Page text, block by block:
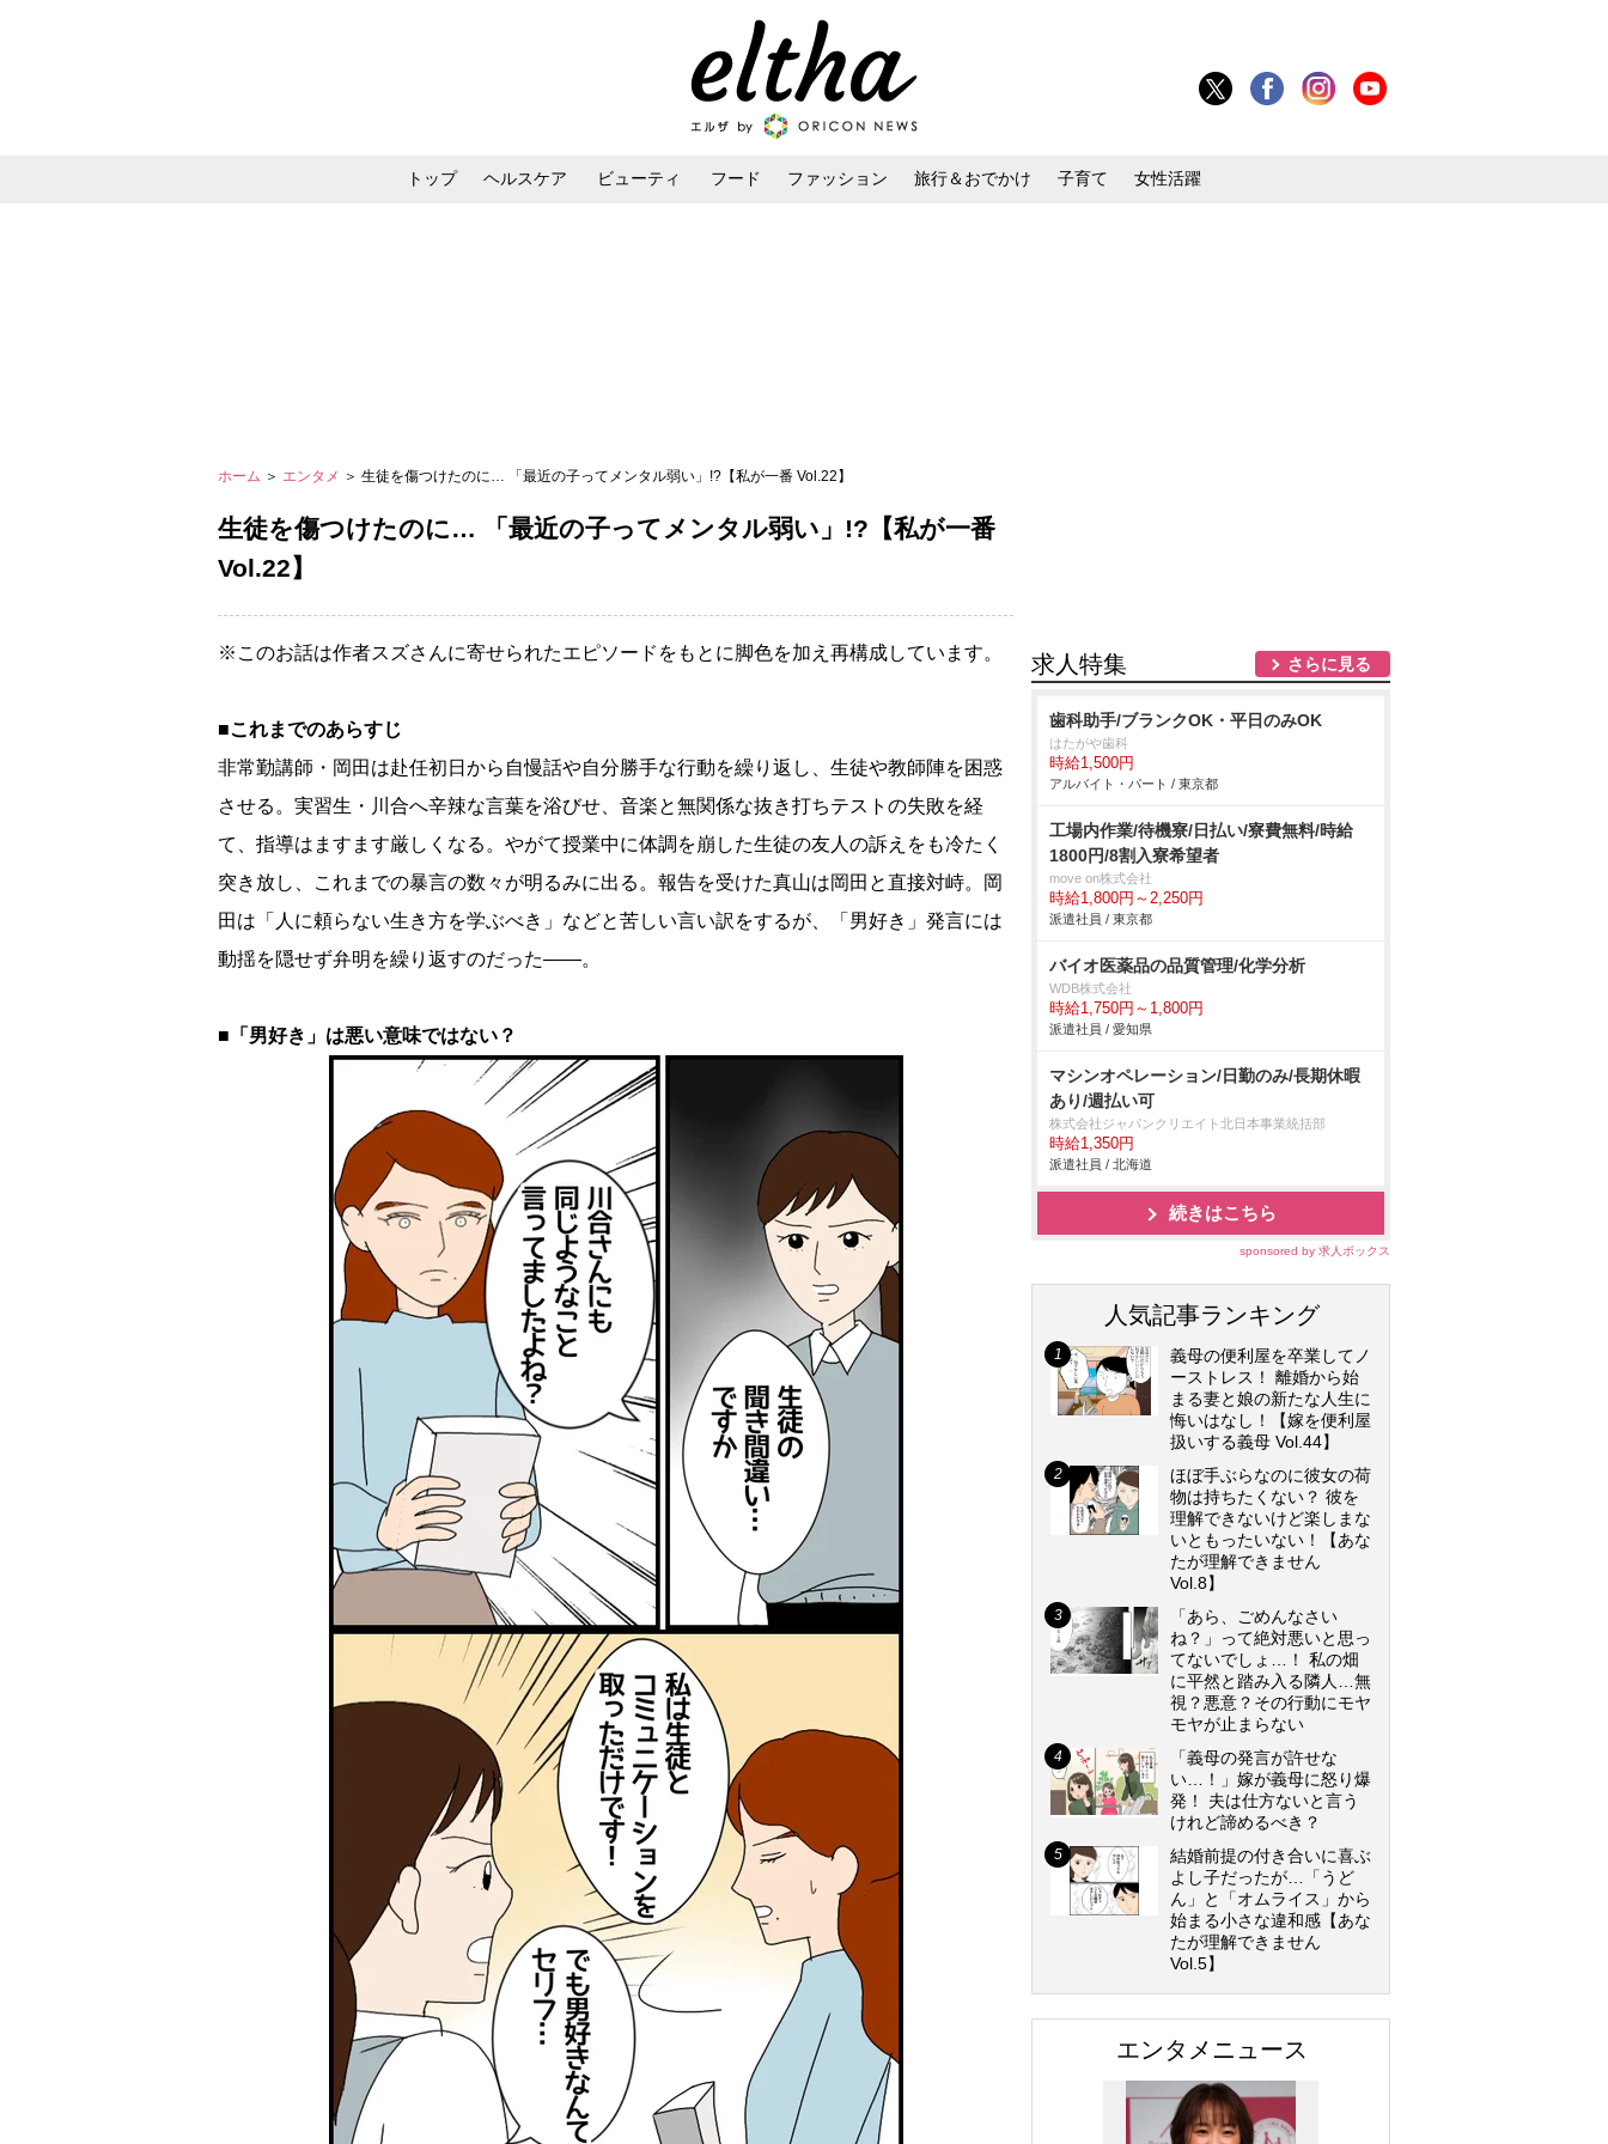
トップ ヘルスケア ビューティ フード ファッション 旅行＆おでかけ 子育て 女性活躍
ホーム ＞ エンタメ ＞ 生徒を傷つけたのに… 「最近の子ってメンタル弱い」!?【私が一番 Vol.22】
生徒を傷つけたのに… 「最近の子ってメンタル弱い」!?【私が一番
Vol.22】
※このお話は作者スズさんに寄せられたエピソードをもとに脚色を加え再構成しています。
■これまでのあらすじ
非常勤講師・岡田は赴任初日から自慢話や自分勝手な行動を繰り返し、生徒や教師陣を困惑
させる。実習生・川合へ辛辣な言葉を浴びせ、音楽と無関係な抜き打ちテストの失敗を経
て、指導はますます厳しくなる。やがて授業中に体調を崩した生徒の友人の訴えをも冷たく
突き放し、これまでの暴言の数々が明るみに出る。報告を受けた真山は岡田と直接対峙。岡
田は「人に頼らない生き方を学ぶべき」などと苦しい言い訳をするが、「男好き」発言には
動揺を隠せず弁明を繰り返すのだった――。
■「男好き」は悪い意味ではない？
求人特集 さらに見る
歯科助手/ブランクOK・平日のみOK
はたがや歯科
時給1,500円
アルバイト・パート / 東京都
工場内作業/待機寮/日払い/寮費無料/時給
1800円/8割入寮希望者
move on株式会社
時給1,800円～2,250円
派遣社員 / 東京都
バイオ医薬品の品質管理/化学分析
WDB株式会社
時給1,750円～1,800円
派遣社員 / 愛知県
マシンオペレーション/日勤のみ/長期休暇
あり/週払い可
株式会社ジャパンクリエイト北日本事業統括部
時給1,350円
派遣社員 / 北海道
続きはこちら
sponsored by 求人ボックス
人気記事ランキング
義母の便利屋を卒業してノ
ーストレス！ 離婚から始
まる妻と娘の新たな人生に
悔いはなし！【嫁を便利屋
扱いする義母 Vol.44】
ほぼ手ぶらなのに彼女の荷
物は持ちたくない？ 彼を
理解できないけど楽しまな
いともったいない！【あな
たが理解できません
Vol.8】
「あら、ごめんなさい
ね？」って絶対悪いと思っ
てないでしょ…！ 私の畑
に平然と踏み入る隣人…無
視？悪意？その行動にモヤ
モヤが止まらない
「義母の発言が許せな
い…！」嫁が義母に怒り爆
発！ 夫は仕方ないと言う
けれど諦めるべき？
結婚前提の付き合いに喜ぶ
よし子だったが…「うど
ん」と「オムライス」から
始まる小さな違和感【あな
たが理解できません
Vol.5】
エンタメニュース